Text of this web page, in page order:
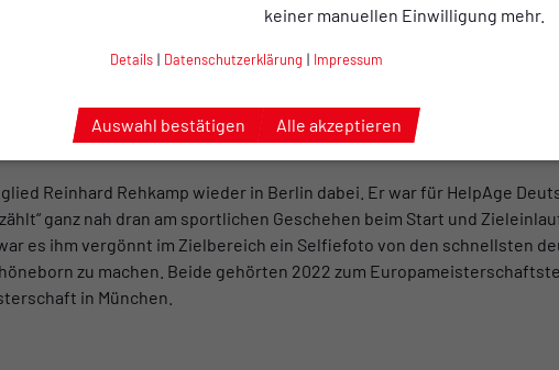
keiner manuellen Einwilligung mehr.
Details | Datenschutzerklärung | Impressum
Auswahl bestätigen Alle akzeptieren
einer spektakulären Show am Brandenburger Platz u.a. die drei
Zuschauern hautnah. Hier konnten auch beide TuSler ihre Namen in
Wibke und ihre Mutter Erika nutzten am Samstag als Einstimmung
über 6 km von Schloss Charlottenburg zum Olympiastadion
Reinhard Rehkamp wieder in Berlin dabei. Er war für HelpAge
ganz nah dran am sportlichen Geschehen beim Start und
es ihm vergönnt im Zielbereich ein Selfiefoto von den schnellsten
zu machen. Beide gehörten 2022 zum
in München.